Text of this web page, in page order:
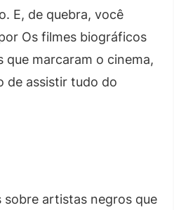
E, de quebra, você
Os filmes biográficos
que marcaram o cinema,
de assistir tudo do
sobre artistas negros que